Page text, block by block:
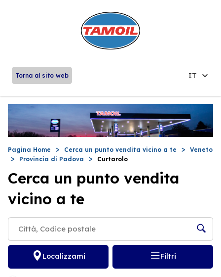
Torna al sito web IT
Pagina Home Cerca un punto vendita vicino a te
Veneto
Provincia di Padova
Curtarolo
Cerca un punto vendita
vicino a te
Localizzami Filtri